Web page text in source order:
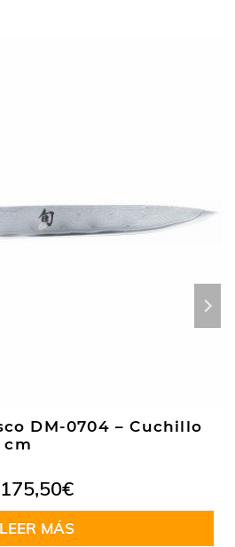
DM-0704 – Cuchillo
175,50€
LEER MÁS